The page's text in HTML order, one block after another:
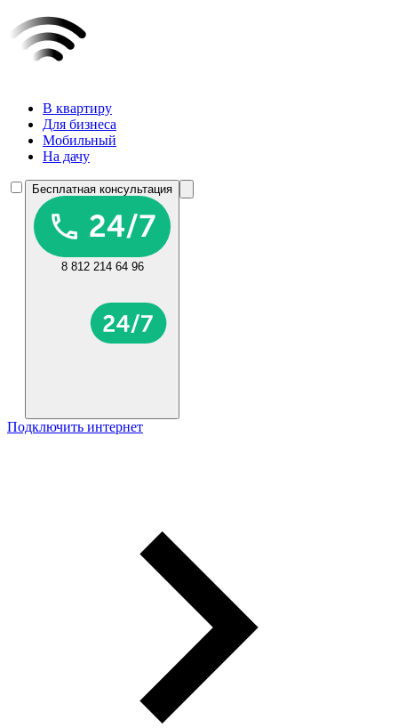
В квартиру
Для бизнеса
Мобильный
На дачу
Бесплатная консультация
8 812 214 64 96
Подключить интернет